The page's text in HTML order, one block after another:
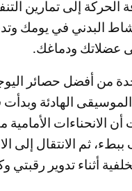
الحركة إلى تمارين
البدني في يومك
عضلاتك ودماغك.
من أفضل حصائر
الهادئة وبدأت
الانحناءات الأمامية
ثم الانتقال إلى
أثناء تدوير رقبتي